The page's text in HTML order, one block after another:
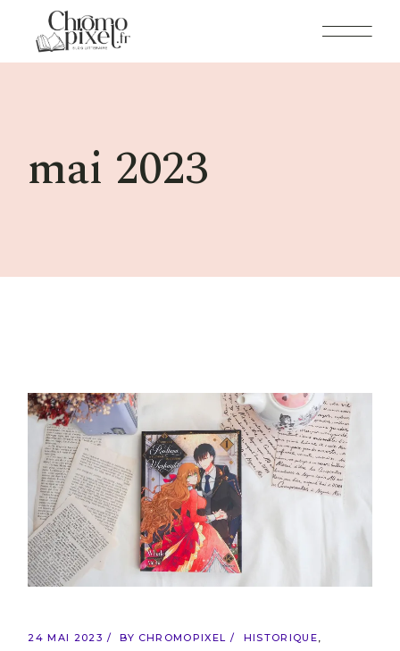
content
mai 2023
24 MAI 2023 BY CHROMOPIXEL
HISTORIQUE